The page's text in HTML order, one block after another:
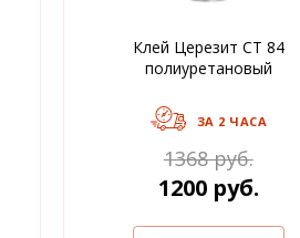
Клей Церезит CT 84
полиуретановый
ЗА 2 ЧАСА
1368 руб.
1200 руб.